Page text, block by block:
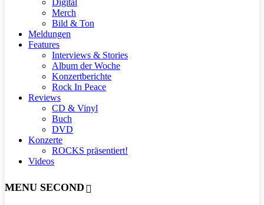
Merch
Bild & Ton
Meldungen
Features
Interviews & Stories
Album der Woche
Konzertberichte
Rock In Peace
Reviews
CD & Vinyl
Buch
DVD
Konzerte
ROCKS präsentiert!
Videos
MENU SECOND